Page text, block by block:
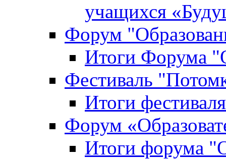
учащихся
Форум
Итоги Форума
Фестиваль
Итоги
Форум
Итоги форума